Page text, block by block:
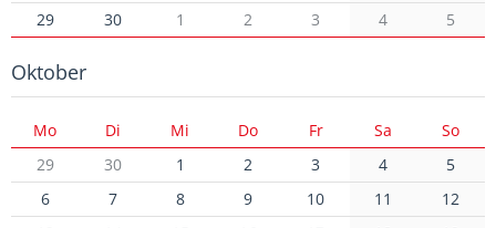
29
30 1 2 3 4 5
Oktober
Mo Di Mi Do Fr Sa
So
29
30 1 2 3 4
5
6
7 8 9 10 11
12